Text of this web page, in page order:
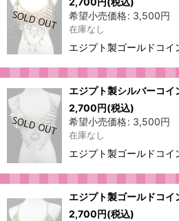
希望小売価格: 3,500円
在庫なし
エジプト製ゴールドコイ
エジプト製シルバーコイ
2,700円(税込)
希望小売価格: 3,500円
在庫なし
エジプト製ゴールドコイ
エジプト製ゴールドコイ
2,700円(税込)